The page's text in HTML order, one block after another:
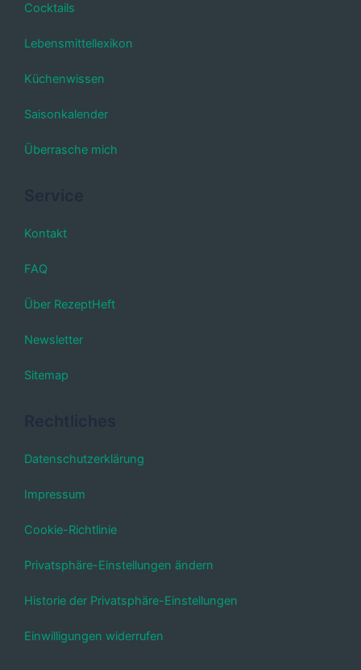
Cocktails
Lebensmittellexikon
Küchenwissen
Saisonkalender
Überrasche mich
Kontakt
FAQ
Über RezeptHeft
Newsletter
Sitemap
Datenschutzerklärung
Impressum
Cookie-Richtlinie
Privatsphäre-Einstellungen ändern
Historie der Privatsphäre-Einstellungen
Einwilligungen widerrufen